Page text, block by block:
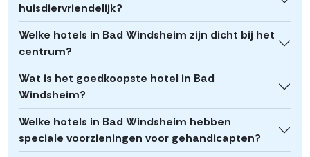
huisdiervriendelijk?
Welke hotels in Bad Windsheim zijn dicht bij het
centrum?
Wat is het goedkoopste hotel in Bad
Windsheim?
Welke hotels in Bad Windsheim hebben
speciale voorzieningen voor gehandicapten?